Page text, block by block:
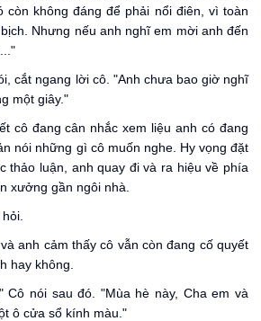
còn không đáng để phải nổi điên, vì toàn
Nhưng nếu anh nghĩ em mời anh đến
cắt ngang lời cô. "Anh chưa bao giờ nghĩ
một giây."
cô đang cân nhắc xem liệu anh có đang
nói những gì cô muốn nghe. Hy vọng đặt
thảo luận, anh quay đi và ra hiệu về phía
xưởng gần ngôi nhà.
anh cảm thấy cô vẫn còn đang cố quyết
hay không.
Cô nói sau đó. "Mùa hè này, Cha em và
ô cửa sổ kính màu."